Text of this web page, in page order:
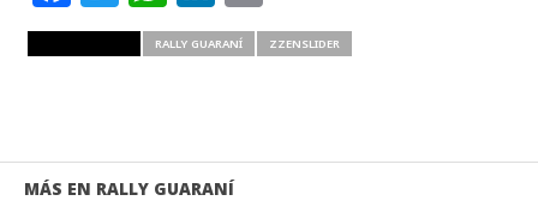
RALLY GUARANÍ ZZENSLIDER
MÁS EN RALLY GUARANÍ